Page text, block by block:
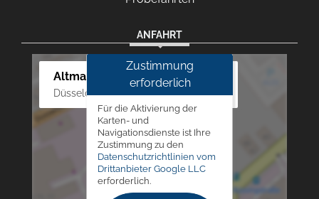
ANFAHRT
Altmann Autoland
Düsseldorfer Str. 69 - 79, 42781 Haan
Zustimmung
erforderlich
Für die Aktivierung der
Karten- und
Navigationsdienste ist Ihre
Zustimmung zu den
Datenschutzrichtlinien vom
Drittanbieter Google LLC
erforderlich.